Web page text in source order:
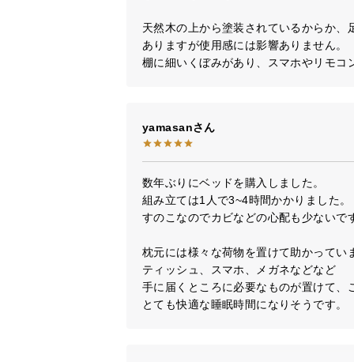
天然木の上から塗装されているからか
ありますが使用感には影響ありません。
棚に細いくぼみがあり、スマホやリモ
yamasan
数年ぶりにベッドを購入しました。
組み立ては1人で3~4時間かかりました。
すのこなのでカビなどの心配も少ないで
枕元には様々な荷物を置けて助かってい
ティッシュ、スマホ、メガネなどなど
手に届くところに必要なものが置けて、
とても快適な睡眠時間になりそうです。